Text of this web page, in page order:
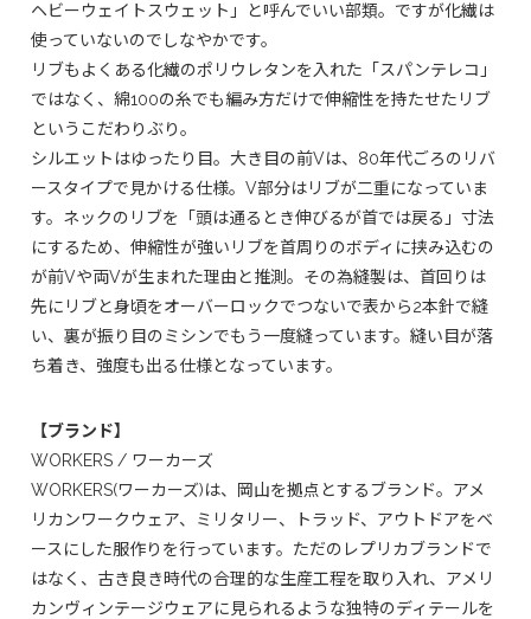
ヘビーウェイトスウェット」と呼んでいい部類。ですが化繊は
使っていないのでしなやかです。
リブもよくある化繊のポリウレタンを入れた「スパンテレコ」
ではなく、綿100の糸でも編み方だけで伸縮性を持たせたリブ
というこだわりぶり。
シルエットはゆったり目。大き目の前Vは、80年代ごろのリバ
ースタイプで見かける仕様。V部分はリブが二重になっていま
す。ネックのリブを「頭は通るとき伸びるが首では戻る」寸法
にするため、伸縮性が強いリブを首周りのボディに挟み込むの
が前Vや両Vが生まれた理由と推測。その為縫製は、首回りは
先にリブと身頃をオーバーロックでつないで表から2本針で縫
い、裏が振り目のミシンでもう一度縫っています。縫い目が落
ち着き、強度も出る仕様となっています。
【ブランド】
WORKERS / ワーカーズ
WORKERS(ワーカーズ)は、岡山を拠点とするブランド。アメ
リカンワークウェア、ミリタリー、トラッド、アウトドアをベ
ースにした服作りを行っています。ただのレプリカブランドで
はなく、古き良き時代の合理的な生産工程を取り入れ、アメリ
カンヴィンテージウェアに見られるような独特のディテールを